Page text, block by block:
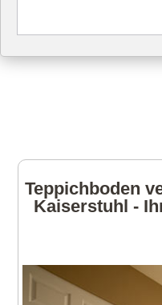
Teppichboden
Kaiserstuhl -